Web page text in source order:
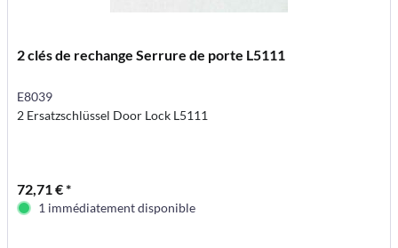
2 clés de rechange Serrure de porte L5111
E8039
2 Ersatzschlüssel Door Lock L5111
72,71 € *
1 immédiatement disponible